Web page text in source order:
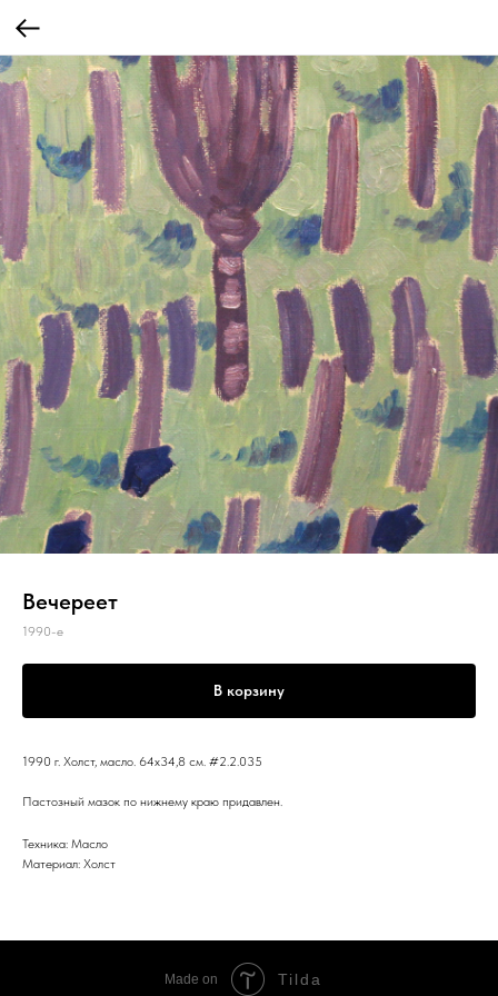
Вечереет
1990-е
В корзину
1990 г. Холст, масло. 64x34,8 см. #2.2.035
Пастозный мазок по нижнему краю придавлен.
Техника: Масло
Материал: Холст
Made on Tilda